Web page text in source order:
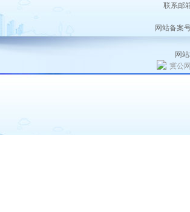
联系邮
网站备案
网
冀公